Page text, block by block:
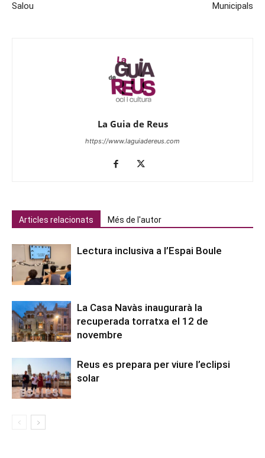
Salou
Municipals
La Guia de Reus
https://www.laguiadereus.com
Articles relacionats Més de l'autor
Lectura inclusiva a l’Espai Boule
La Casa Navàs inaugurarà la
recuperada torratxa el 12 de
novembre
Reus es prepara per viure l’eclipsi
solar